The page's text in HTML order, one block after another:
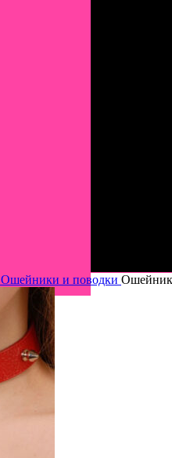
Ошейники и поводки Ошейник